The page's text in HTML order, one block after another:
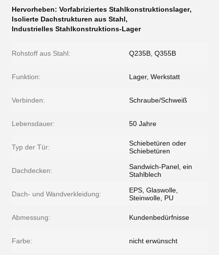
Hervorheben: Vorfabriziertes Stahlkonstruktionslager,
Isolierte Dachstrukturen aus Stahl,
Industrielles Stahlkonstruktions-Lager
Rohstoff aus Stahl: Q235B, Q355B
Funktion: Lager, Werkstatt
Verbinden: Schraube/Schweiß
Lebensdauer: 50 Jahre
Typ der Tür:
Schiebetüren oder
Schiebetüren
Dachdecken:
Sandwich-Panel, ein
Stahlblech
Dach- und Wandverkleidung:
EPS, Glaswolle,
Steinwolle, PU
Abmessung: Kundenbedürfnisse
Farbe: nicht erwünscht